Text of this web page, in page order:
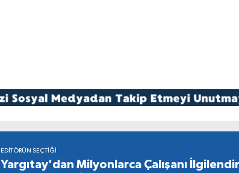
EDITÖRÜN SEÇTIĞI
Yargıtay'dan Milyonlarca Çalışanı